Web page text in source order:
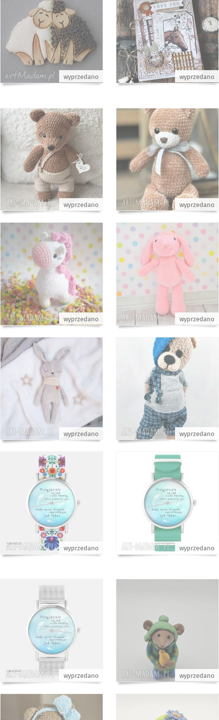
wyprzedano wyprzedano
wyprzedano wyprzedano
wyprzedano wyprzedano
wyprzedano wyprzedano
wyprzedano wyprzedano
wyprzedano wyprzedano